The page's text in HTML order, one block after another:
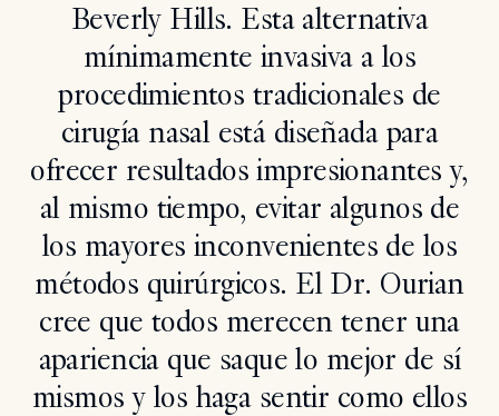
Search
Beverly Hills. Esta alternativa
mínimamente invasiva a los
procedimientos tradicionales de
cirugía nasal está diseñada para
ofrecer resultados impresionantes y,
al mismo tiempo, evitar algunos de
los mayores inconvenientes de los
métodos quirúrgicos. El Dr. Ourian
cree que todos merecen tener una
apariencia que saque lo mejor de sí
mismos y los haga sentir como ellos